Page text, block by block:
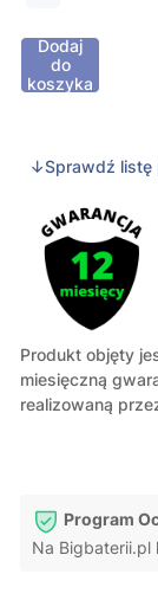
Dodaj
do
koszyka
↓Sprawdź listę
Produkt objęty
miesięczną
realizowaną
Program
Na Bigbaterii.pl